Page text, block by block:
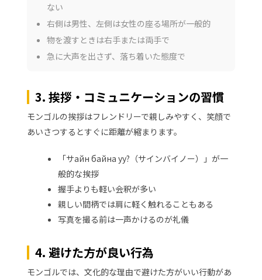
ない
右側は男性、左側は女性の座る場所が一般的
物を渡すときは右手または両手で
急に大声を出さず、落ち着いた態度で
3. 挨拶・コミュニケーションの習慣
モンゴルの挨拶はフレンドリーで親しみやすく、笑顔で
あいさつするとすぐに距離が縮まります。
「サайн байна уу?（サインバイノー）」が一
般的な挨拶
握手よりも軽い会釈が多い
親しい間柄では肩に軽く触れることもある
写真を撮る前は一声かけるのが礼儀
4. 避けた方が良い行為
モンゴルでは、文化的な理由で避けた方がいい行動があ